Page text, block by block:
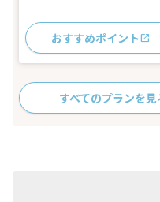
おすすめポイント
すべてのプランを見